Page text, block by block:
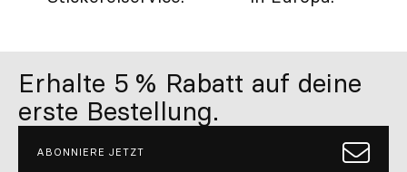
Erhalte 5 % Rabatt auf deine
erste Bestellung.
ABONNIERE JETZT